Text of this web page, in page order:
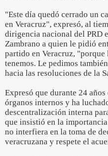
"Este día quedó cerrado un
en Veracruz", expresó, al
dirigencia nacional del PRD
Zambrano a quien le pidió
partido en Veracruz,
tenemos. Le pedimos
hacia las resoluciones de la
Expresó que durante 24
órganos internos y ha
descentralización interna
que insistió en la
no interfiera en la toma de
veracruzana y respete el